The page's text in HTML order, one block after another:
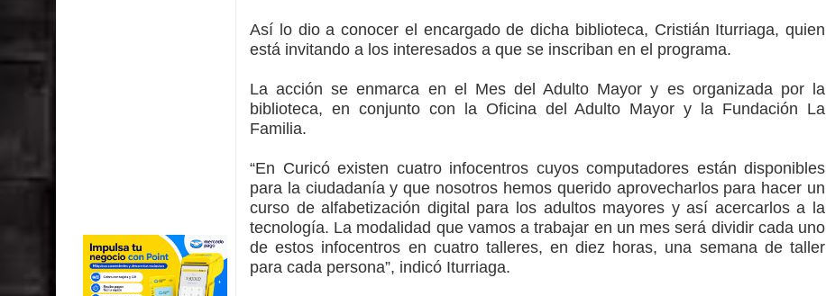
Así lo dio a conocer el encargado de dicha biblioteca, Cristián Iturriaga, quien
está invitando a los interesados a que se inscriban en el programa.
La acción se enmarca en el Mes del Adulto Mayor y es organizada por la
biblioteca, en conjunto con la Oficina del Adulto Mayor y la Fundación La
Familia.
“En Curicó existen cuatro infocentros cuyos computadores están disponibles
para la ciudadanía y que nosotros hemos querido aprovecharlos para hacer un
curso de alfabetización digital para los adultos mayores y así acercarlos a la
tecnología. La modalidad que vamos a trabajar en un mes será dividir cada uno
de estos infocentros en cuatro talleres, en diez horas, una semana de taller
para cada persona”, indicó Iturriaga.